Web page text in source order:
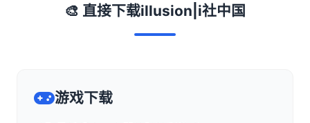
🎨 直接下载illusion|i社中国
游戏下载